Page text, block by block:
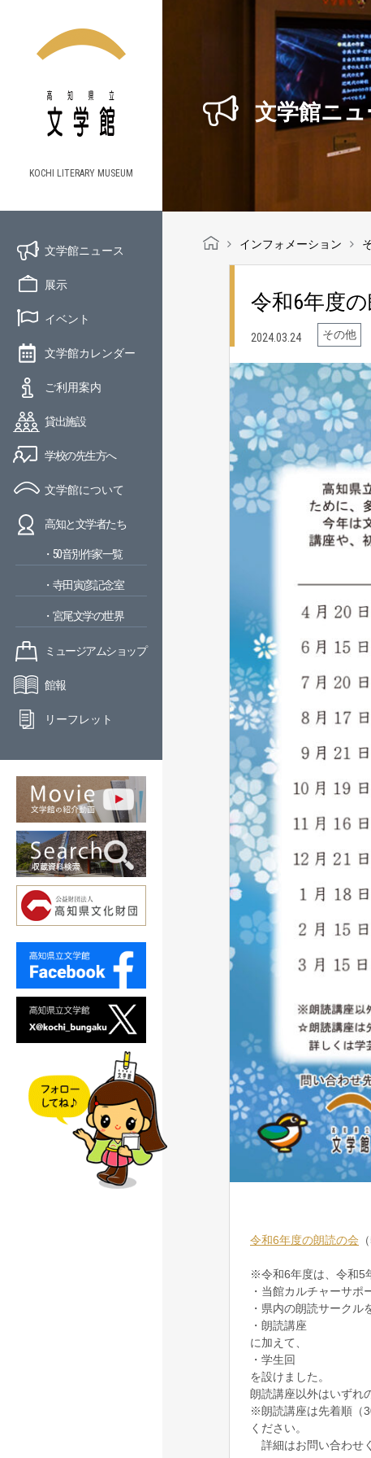
KOCHI LITERARY MUSEUM
文学館ニュース
展示
イベント
文学館カレンダー
ご利用案内
貸出施設
学校の先生方へ
文学館について
高知と文学者たち
・50音別作家一覧
・寺田寅彦記念室
・宮尾文学の世界
ミュージアムショップ
館報
リーフレット
文学館ニュ
インフォメーション
令和6年度
2024.03.24 その他
令和6年度の朗読の会
※令和6年度は、令和5
・当館カルチャーサ
・県内の朗読サークル
・朗読講座
に加えて、
・学生回
を設けました。
朗読講座以外はいずれ
※朗読講座は先着順（
ください。
詳細はお問い合わせ